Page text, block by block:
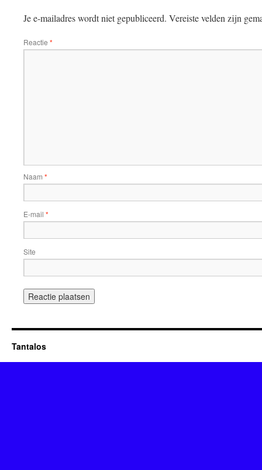
Je e-mailadres wordt niet gepubliceerd. Vereiste velden zijn
Reactie *
Naam *
E-mail *
Site
Tantalos